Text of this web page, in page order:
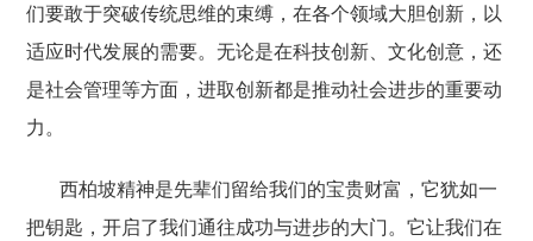
们要敢于突破传统思维的束缚，在各个领域大胆创新，以
适应时代发展的需要。无论是在科技创新、文化创意，还
是社会管理等方面，进取创新都是推动社会进步的重要动
力。
西柏坡精神是先辈们留给我们的宝贵财富，它犹如一
把钥匙，开启了我们通往成功与进步的大门。它让我们在